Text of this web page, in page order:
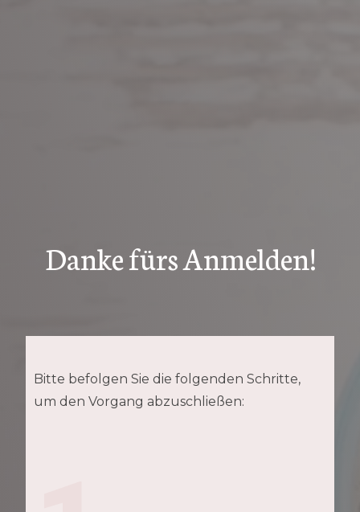
Danke fürs Anmelden!
Bitte befolgen Sie die folgenden Schritte,
um den Vorgang abzuschließen: